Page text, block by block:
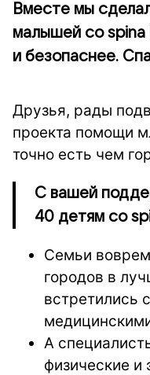
Вместе мы
малышей со
и безопаснее.
Друзья, рады
проекта помощи
точно есть чем
С вашей
40 детям со
Семьи
городов в
встретились
А
физические